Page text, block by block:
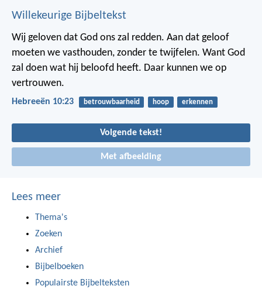
Willekeurige Bijbeltekst
Wij geloven dat God ons zal redden. Aan dat geloof
moeten we vasthouden, zonder te twijfelen. Want God
zal doen wat hij beloofd heeft. Daar kunnen we op
vertrouwen.
Hebreeën 10:23 betrouwbaarheid hoop erkennen
Volgende tekst!
Met afbeelding
Lees meer
Thema's
Zoeken
Archief
Bijbelboeken
Populairste Bijbelteksten